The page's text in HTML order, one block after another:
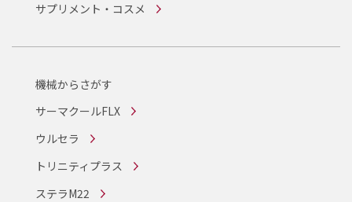
サプリメント・コスメ
機械からさがす
サーマクールFLX
ウルセラ
トリニティプラス
ステラM22